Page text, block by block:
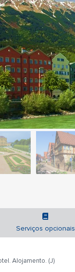
Serviços opcionais
Alojamento. (J)